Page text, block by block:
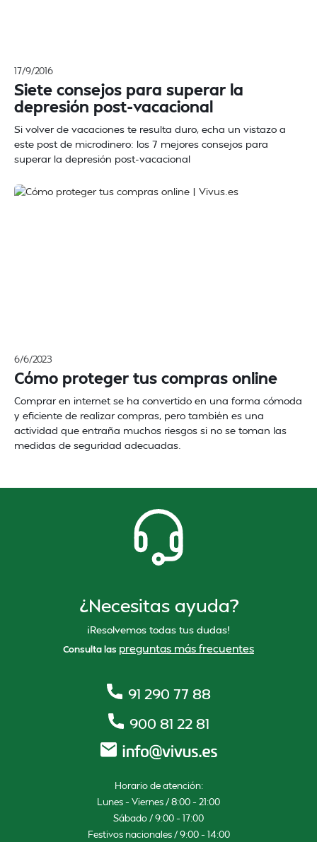
17/9/2016
Siete consejos para superar la
depresión post-vacacional
Si volver de vacaciones te resulta duro, echa un vistazo a
este post de microdinero: los 7 mejores consejos para
superar la depresión post-vacacional
6/6/2023
Cómo proteger tus compras online
Comprar en internet se ha convertido en una forma cómoda
y eficiente de realizar compras, pero también es una
actividad que entraña muchos riesgos si no se toman las
medidas de seguridad adecuadas.
¿Necesitas ayuda?
¡Resolvemos todas tus dudas!
Consulta las preguntas más frecuentes
91 290 77 88
900 81 22 81
Horario de atención:
Lunes – Viernes / 8:00 – 21:00
Sábado / 9:00 – 17:00
Festivos nacionales / 9:00 – 14:00